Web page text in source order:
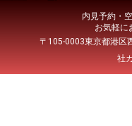
内見予約・
お気軽に
〒105-0003東京都港区
社